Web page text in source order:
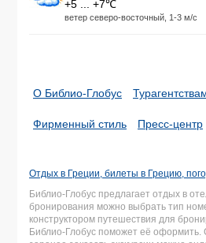
+5 ... +7℃
ветер северо-восточный, 1-3 м/с
О Библио-Глобус
Фирменный стиль Пресс-центр
Отдых в Греции, билеты в Грецию,
Библио-Глобус предлагает отдых в
бронирования можно выбрать тип
конструктором путешествия для
Библио-Глобус поможет её